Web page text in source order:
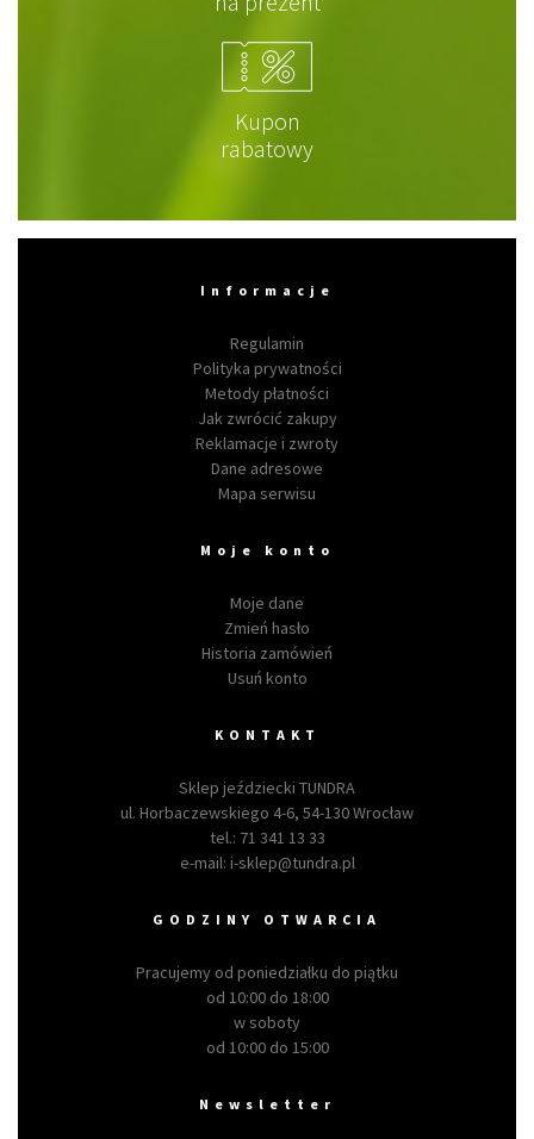
Kupon
rabatowy
Informacje
Regulamin
Polityka prywatności
Metody płatności
Jak zwrócić zakupy
Reklamacje i zwroty
Dane adresowe
Mapa serwisu
Moje konto
Moje dane
Zmień hasło
Historia zamówień
Usuń konto
KONTAKT
Sklep jeździecki TUNDRA
ul. Horbaczewskiego 4-6, 54-130 Wrocław
tel.: 71 341 13 33
e-mail: i-sklep@tundra.pl
GODZINY OTWARCIA
Pracujemy od poniedziałku do piątku
od 10:00 do 18:00
w soboty
od 10:00 do 15:00
Newsletter